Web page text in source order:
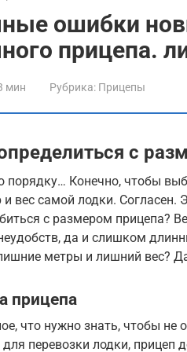
ошибки
прицепа.
мин Рубрика: Прицепы
с
порядку… Конечно, чтобы
и вес самой лодки. Согласен.
с размером прицепа?
да и слишком
метры и лишний вес?
прицепа
что нужно знать, чтобы
для перевозки лодки,